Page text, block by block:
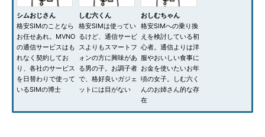
シムおじさん
格安SIMのことなら
お任せあれ。MVNO
の通信サービスはも
れなく契約してお
り、各社のサービス
を日替わりで使って
いるSIMの博士
しむ六くん
格安SIMは使ってい
るけど、通信サービ
スよりもスマートフ
ォンの方に興味があ
る男の子。お調子者
で、格好良いガジェ
ットには目がない
おしむちゃん
格安SIMへの乗り換
えを検討している初
心者。通信よりは洋
服やおいしい食事に
お金を使いたいお年
頃の女子。しむ六く
んのお姉さん的な存
在